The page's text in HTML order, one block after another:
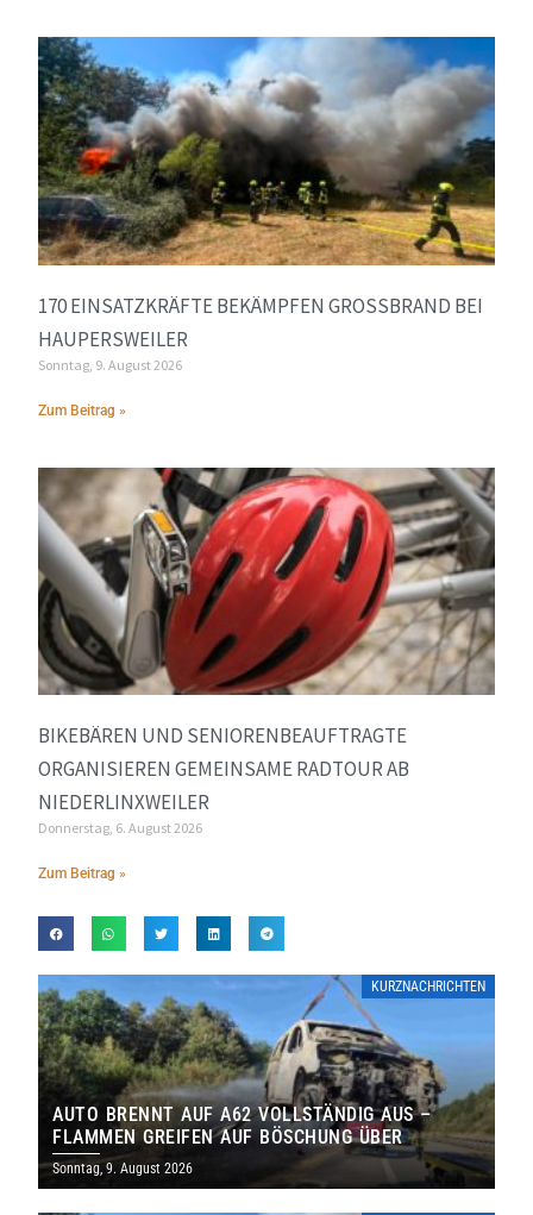
170 EINSATZKRÄFTE BEKÄMPFEN GROSSBRAND BEI H
AUPERSWEILER
Sonntag, 9. August 2026
Zum Beitrag »
BIKEBÄREN UND SENIORENBEAUFTRAGTE
ORGANISIEREN GEMEINSAME RADTOUR AB
NIEDERLINXWEILER
Donnerstag, 6. August 2026
Zum Beitrag »
KURZNACHRICHTEN
AUTO BRENNT AUF A62 VOLLSTÄNDIG AUS –
FLAMMEN GREIFEN AUF BÖSCHUNG ÜBER
Sonntag, 9. August 2026